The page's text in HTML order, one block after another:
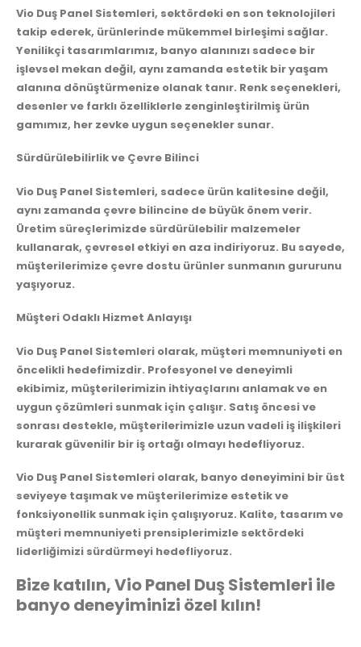
Vio Duş Panel Sistemleri, sektördeki en son teknolojileri
takip ederek, ürünlerinde mükemmel birleşimi sağlar.
Yenilikçi tasarımlarımız, banyo alanınızı sadece bir
işlevsel mekan değil, aynı zamanda estetik bir yaşam
alanına dönüştürmenize olanak tanır. Renk seçenekleri,
desenler ve farklı özelliklerle zenginleştirilmiş ürün
gamımız, her zevke uygun seçenekler sunar.
Sürdürülebilirlik ve Çevre Bilinci
Vio Duş Panel Sistemleri, sadece ürün kalitesine değil,
aynı zamanda çevre bilincine de büyük önem verir.
Üretim süreçlerimizde sürdürülebilir malzemeler
kullanarak, çevresel etkiyi en aza indiriyoruz. Bu sayede,
müşterilerimize çevre dostu ürünler sunmanın gururunu
yaşıyoruz.
Müşteri Odaklı Hizmet Anlayışı
Vio Duş Panel Sistemleri olarak, müşteri memnuniyeti en
öncelikli hedefimizdir. Profesyonel ve deneyimli
ekibimiz, müşterilerimizin ihtiyaçlarını anlamak ve en
uygun çözümleri sunmak için çalışır. Satış öncesi ve
sonrası destekle, müşterilerimizle uzun vadeli iş ilişkileri
kurarak güvenilir bir iş ortağı olmayı hedefliyoruz.
Vio Duş Panel Sistemleri olarak, banyo deneyimini bir üst
seviyeye taşımak ve müşterilerimize estetik ve
fonksiyonellik sunmak için çalışıyoruz. Kalite, tasarım ve
müşteri memnuniyeti prensiplerimizle sektördeki
liderliğimizi sürdürmeyi hedefliyoruz.
Bize katılın, Vio Panel Duş Sistemleri ile
banyo deneyiminizi özel kılın!